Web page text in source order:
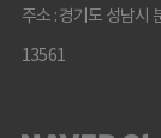
주소 : 경기도 성남시
13561